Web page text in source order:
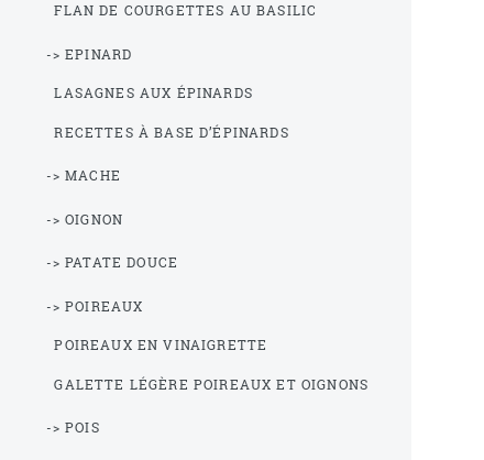
FLAN DE COURGETTES AU BASILIC
-> EPINARD
LASAGNES AUX ÉPINARDS
RECETTES À BASE D’ÉPINARDS
-> MACHE
-> OIGNON
-> PATATE DOUCE
-> POIREAUX
POIREAUX EN VINAIGRETTE
GALETTE LÉGÈRE POIREAUX ET OIGNONS
-> POIS